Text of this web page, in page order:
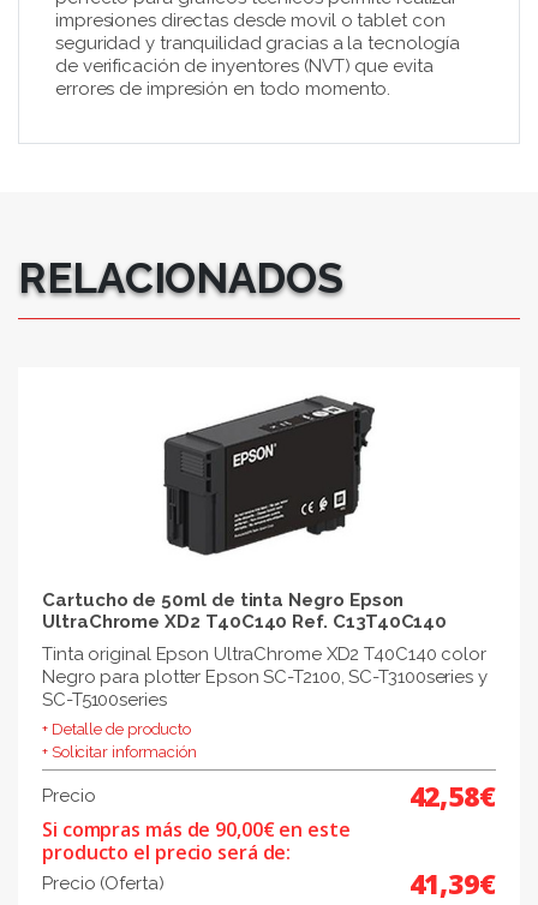
impresiones directas desde movil o tablet con
seguridad y tranquilidad gracias a la tecnología
de verificación de inyentores (NVT) que evita
errores de impresión en todo momento.
RELACIONADOS
Cartucho de 50ml de tinta Negro Epson
UltraChrome XD2 T40C140 Ref. C13T40C140
Tinta original Epson UltraChrome XD2 T40C140 color
Negro para plotter Epson SC-T2100, SC-T3100series y
SC-T5100series
+ Detalle de producto
+ Solicitar información
Precio 42,58€
Si compras más de 90,00€ en este
producto el precio será de:
Precio (Oferta) 41,39€